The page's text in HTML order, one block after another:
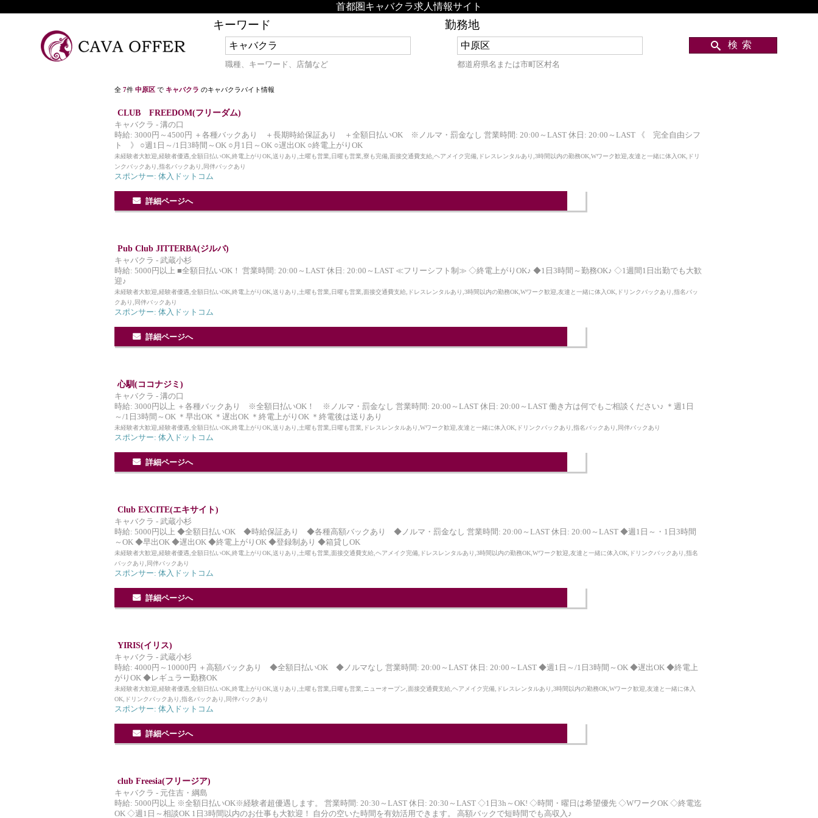
首都圏キャバクラ求人情報サイト
キーワード
職種、キーワード、店舗など
勤務地
都道府県名または市町区村名
全7件中原区で キャバクラのキャバクラバイト情報
CLUB FREEDOM(フリーダム)
キャバクラ - 溝の口
時給: 3000円～4500円 ＋各種バックあり ＋長期時給保証あり ＋全額日払いOK ※ノルマ・罰金なし 営業時間: 20:00～LAST 休日: 20:00～LAST 《 完全自由シフ
ト 》 ○週1日～/1日3時間～OK ○月1日～OK ○遅出OK ○終電上がりOK
未経験者大歓迎,経験者優遇,全額日払いOK,終電上がりOK,送りあり,土曜も営業,日曜も営業,寮も完備,面接交通費支給,ヘアメイク完備,ドレスレンタルあり,3時間以内の勤務OK,Wワーク歓迎,友達と一緒に体入OK,ドリ
ンクバックあり,指名バックあり,同伴バックあり
スポンサー: 体入ドットコム
詳細ページへ
Pub Club JITTERBA(ジルバ)
キャバクラ - 武蔵小杉
時給: 5000円以上 ■全額日払いOK！ 営業時間: 20:00～LAST 休日: 20:00～LAST ≪フリーシフト制≫ ◇終電上がりOK♪ ◆1日3時間～勤務OK♪ ◇1週間1日出勤でも大歓
迎♪
未経験者大歓迎,経験者優遇,全額日払いOK,終電上がりOK,送りあり,土曜も営業,日曜も営業,面接交通費支給,ドレスレンタルあり,3時間以内の勤務OK,Wワーク歓迎,友達と一緒に体入OK,ドリンクバックあり,指名バッ
クあり,同伴バックあり
スポンサー: 体入ドットコム
詳細ページへ
心馴(ココナジミ)
キャバクラ - 溝の口
時給: 3000円以上 ＋各種バックあり ※全額日払いOK！ ※ノルマ・罰金なし 営業時間: 20:00～LAST 休日: 20:00～LAST 働き方は何でもご相談ください♪ ＊週1日
～/1日3時間～OK ＊早出OK ＊遅出OK ＊終電上がりOK ＊終電後は送りあり
未経験者大歓迎,経験者優遇,全額日払いOK,終電上がりOK,送りあり,土曜も営業,日曜も営業,ドレスレンタルあり,Wワーク歓迎,友達と一緒に体入OK,ドリンクバックあり,指名バックあり,同伴バックあり
スポンサー: 体入ドットコム
詳細ページへ
Club EXCITE(エキサイト)
キャバクラ - 武蔵小杉
時給: 5000円以上 ◆全額日払いOK ◆時給保証あり ◆各種高額バックあり ◆ノルマ・罰金なし 営業時間: 20:00～LAST 休日: 20:00～LAST ◆週1日～・1日3時間
～OK ◆早出OK ◆遅出OK ◆終電上がりOK ◆登録制あり ◆箱貸しOK
未経験者大歓迎,経験者優遇,全額日払いOK,終電上がりOK,送りあり,土曜も営業,面接交通費支給,ヘアメイク完備,ドレスレンタルあり,3時間以内の勤務OK,Wワーク歓迎,友達と一緒に体入OK,ドリンクバックあり,指名
バックあり,同伴バックあり
スポンサー: 体入ドットコム
詳細ページへ
YIRIS(イリス)
キャバクラ - 武蔵小杉
時給: 4000円～10000円 ＋高額バックあり ◆全額日払いOK ◆ノルマなし 営業時間: 20:00～LAST 休日: 20:00～LAST ◆週1日～/1日3時間～OK ◆遅出OK ◆終電上
がりOK ◆レギュラー勤務OK
未経験者大歓迎,経験者優遇,全額日払いOK,終電上がりOK,送りあり,土曜も営業,日曜も営業,ニューオープン,面接交通費支給,ヘアメイク完備,ドレスレンタルあり,3時間以内の勤務OK,Wワーク歓迎,友達と一緒に体入
OK,ドリンクバックあり,指名バックあり,同伴バックあり
スポンサー: 体入ドットコム
詳細ページへ
club Freesia(フリージア)
キャバクラ - 元住吉・綱島
時給: 5000円以上 ※全額日払いOK※経験者超優遇します。 営業時間: 20:30～LAST 休日: 20:30～LAST ◇1日3h～OK! ◇時間・曜日は希望優先 ◇WワークOK ◇終電迄
OK ◇週1日～相談OK 1日3時間以内のお仕事も大歓迎！ 自分の空いた時間を有効活用できます。 高額バックで短時間でも高収入♪